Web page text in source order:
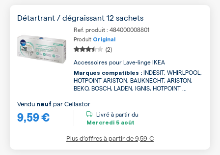
Détartrant / dégraissant 12 sachets
Ref. produit : 484000008801
Produit Original
(2)
Accessoires pour Lave-linge IKEA
Marques compatibles : INDESIT, WHIRLPOOL,
HOTPOINT ARISTON, BAUKNECHT, ARISTON,
BEKO, BOSCH, LADEN, IGNIS, HOTPOINT ...
9,59 €
Vendu neuf parCellastor
Livré à partir du
Mercredi 5 août
Plus d’offres à partir de9,59 €